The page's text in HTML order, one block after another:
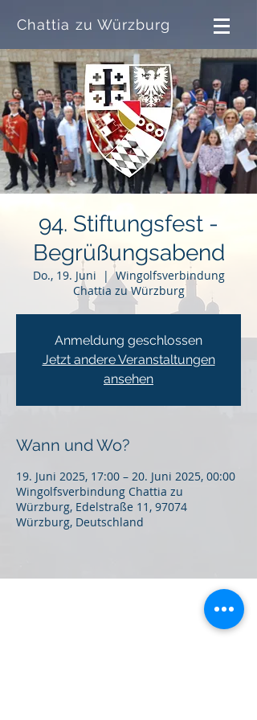
Chattia zu Würzburg
94. Stiftungsfest -
Begrüßungsabend
Do., 19. Juni
  |
Wingolfsverbindung
Chattia zu Würzburg
Anmeldung geschlossen
Jetzt andere Veranstaltungen
ansehen
Wann und Wo?
19. Juni 2025, 17:00 – 20. Juni 2025, 00:00
Wingolfsverbindung Chattia zu
Würzburg, Edelstraße 11, 97074
Würzburg, Deutschland